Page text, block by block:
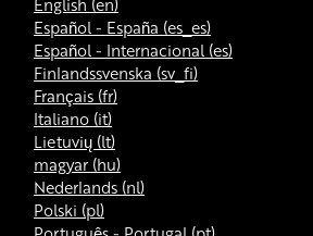
Español - España ‎(es_es)‎
Español - Internacional ‎(es)‎
Finlandssvenska ‎(sv_fi)‎
Français ‎(fr)‎
Italiano ‎(it)‎
Lietuvių ‎(lt)‎
magyar ‎(hu)‎
Nederlands ‎(nl)‎
Polski ‎(pl)‎